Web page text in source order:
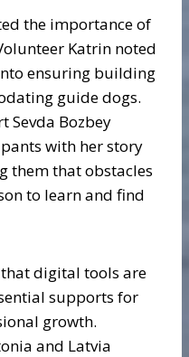
the importance of
Katrin noted
ensuring building
guide dogs.
Sevda Bozbey
with her story
them that obstacles
to learn and find
digital tools are
supports for
growth.
and Latvia